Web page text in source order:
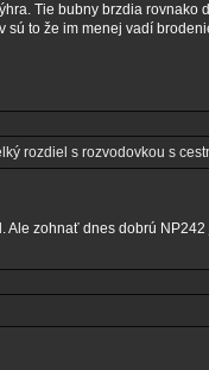
Tie bubny brzdia rovnako
to že im menej vadí
rozdiel s rozvodovkou s
Ale zohnať dnes dobrú NP242